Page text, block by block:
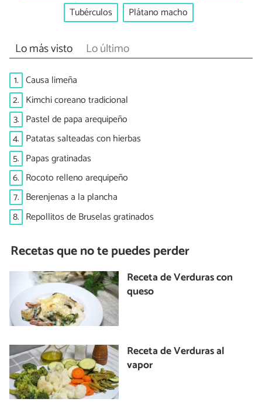
Tubérculos
Plátano macho
Lo más visto Lo último
1. Causa limeña
2. Kimchi coreano tradicional
3. Pastel de papa arequipeño
4. Patatas salteadas con hierbas
5. Papas gratinadas
6. Rocoto relleno arequipeño
7. Berenjenas a la plancha
8. Repollitos de Bruselas gratinados
Recetas que no te puedes perder
Receta de Verduras con
queso
Receta de Verduras al
vapor